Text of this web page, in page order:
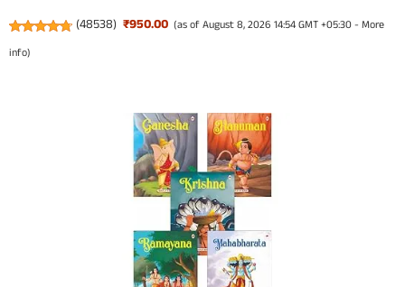
(48538) ₹950.00 (as of August 8, 2026 14:54 GMT +05:30 -More
info)